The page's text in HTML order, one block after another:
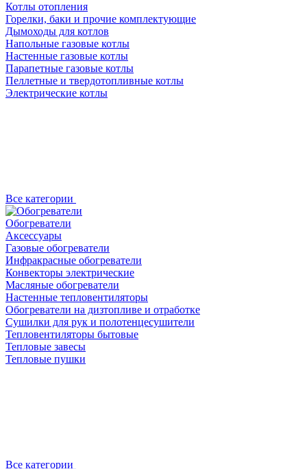
Котлы отопления
Горелки, баки и прочие комплектующие
Дымоходы для котлов
Напольные газовые котлы
Настенные газовые котлы
Парапетные газовые котлы
Пеллетные и твердотопливные котлы
Электрические котлы
Все категории
Обогреватели
Аксессуары
Газовые обогреватели
Инфракрасные обогреватели
Конвекторы электрические
Масляные обогреватели
Настенные тепловентиляторы
Обогреватели на дизтопливе и отработке
Сушилки для рук и полотенцесушители
Тепловентиляторы бытовые
Тепловые завесы
Тепловые пушки
Все категории